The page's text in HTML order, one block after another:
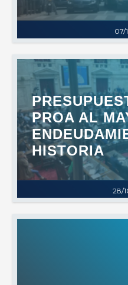
07/
28/
PROA AL
HISTORIA